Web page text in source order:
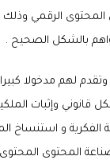
الرقمي وذلك
بالشكل الصحيح .
لهم مدخولا
وإثبات
و استنساخ
المحتوى